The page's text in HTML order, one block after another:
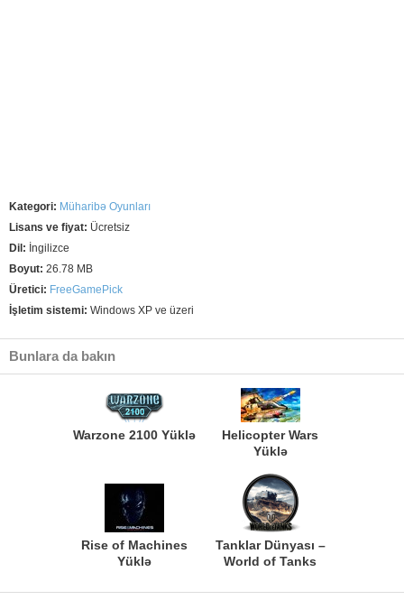
Kategori: Müharibə Oyunları
Lisans ve fiyat: Ücretsiz
Dil: İngilizce
Boyut: 26.78 MB
Üretici: FreeGamePick
İşletim sistemi: Windows XP ve üzeri
Bunlara da bakın
Warzone 2100 Yüklə
Helicopter Wars
Yüklə
Rise of Machines
Yüklə
Tanklar Dünyası –
World of Tanks